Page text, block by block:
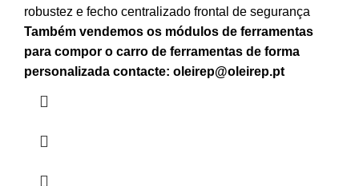
robustez e fecho centralizado frontal de segurança
Também vendemos os módulos de ferramentas
para compor o carro de ferramentas de forma
personalizada contacte: oleirep@oleirep.pt